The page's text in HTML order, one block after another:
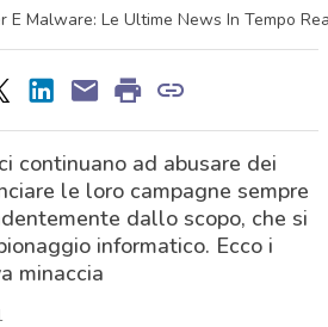
E Malware: Le Ultime News In Tempo
continuano ad abusare dei
le loro campagne sempre
dallo scopo, che si
informatico. Ecco i
minaccia